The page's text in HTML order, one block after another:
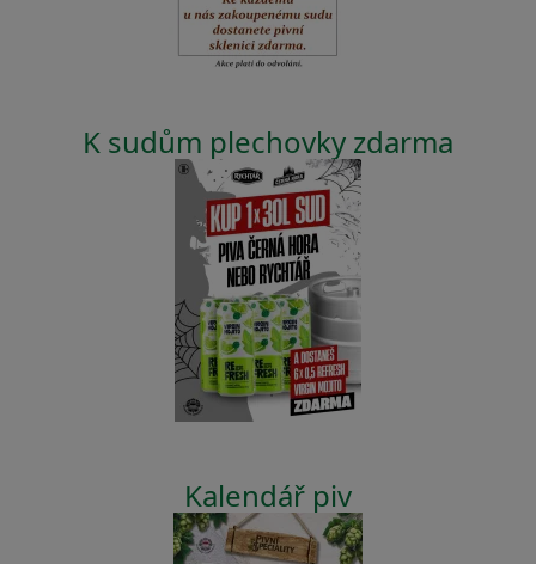
K sudům plechovky zdarma
Kalendář piv